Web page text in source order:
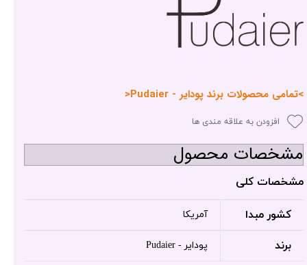
>تمامی محصولات برند پودایر - Pudaier<
افزودن به علاقه مندی ها
مشخصات محصول
مشخصات کلی
کشور مبدا آمریکا
برند پودایر - Pudaier